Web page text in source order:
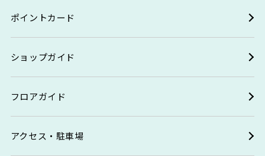
ポイントカード
ショップガイド
フロアガイド
アクセス・駐車場